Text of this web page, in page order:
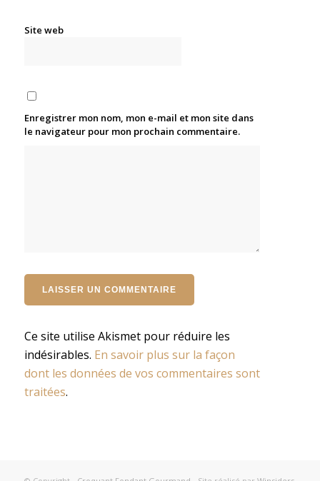
Site web
Enregistrer mon nom, mon e-mail et mon site dans
le navigateur pour mon prochain commentaire.
Ce site utilise Akismet pour réduire les
indésirables. En savoir plus sur la façon
dont les données de vos commentaires sont
traitées.